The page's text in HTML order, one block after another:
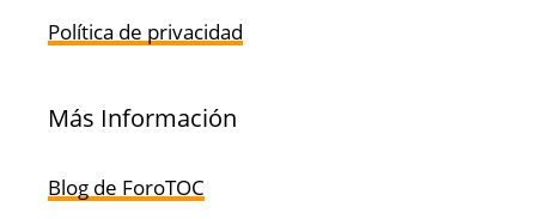
Política de privacidad
Más Información
Blog de ForoTOC